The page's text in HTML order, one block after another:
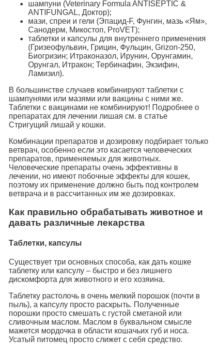
шампуни (Veterinary Formula ANTISEPTIC &
ANTIFUNGAL, Доктор);
мази, спреи и гели (Эпацид-F, Фунгин, мазь «Ям»,
Санодерм, Микостоп, ProVET);
таблетки и капсулы для внутреннего применения
(Гризеофульвин, Грицин, Фульцин, Grizon-250,
Биогризин; Итраконазол, Ирунин, Орунгамин,
Орунгал, Итракон; Тербинафин, Экзифин,
Ламизил).
В большинстве случаев комбинируют таблетки с
шампунями или мазями или вакцины с ними же.
Таблетки с вакцинами не комбинируют! Подробнее о
препаратах для лечении лишая см. в статье
Стригущий лишай у кошки.
Комбинации препаратов и дозировку подбирает только
ветврач, особенно если это касается человеческих
препаратов, применяемых для животных.
Человеческие препараты очень эффективны в
лечении, но имеют побочные эффекты для кошек,
поэтому их применение должно быть под контролем
ветврача и в рассчитанных им же дозировках.
Как правильно обрабатывать животное и
давать различные лекарства
Таблетки, капсулы
Существует три основных способа, как дать кошке
таблетку или капсулу – быстро и без лишнего
дискомфорта для животного и его хозяина.
Таблетку растолочь в очень мелкий порошок (почти в
пыль), а капсулу просто раскрыть. Полученные
порошки просто смешать с густой сметаной или
сливочным маслом. Маслом в буквальном смысле
мажется мордочка в области кошачьих губ и носа.
Усатый питомец просто слижет с себя средство.